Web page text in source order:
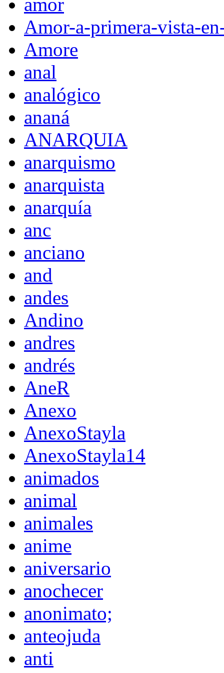
amor
Amor-a-primera-vista-
Amore
anal
analógico
ananá
ANARQUIA
anarquismo
anarquista
anarquía
anc
anciano
and
andes
Andino
andres
andrés
AneR
Anexo
AnexoStayla
AnexoStayla14
animados
animal
animales
anime
aniversario
anochecer
anonimato;
anteojuda
anti